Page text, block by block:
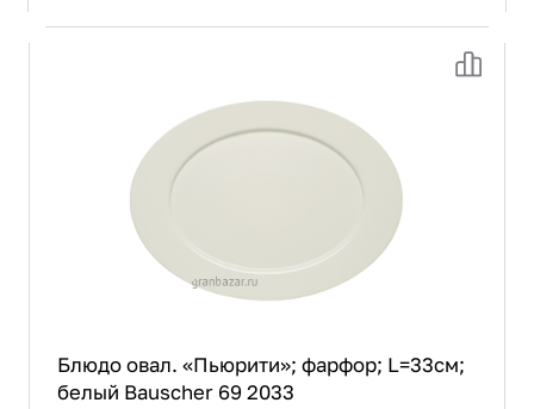
Блюдо овал. «Пьюрити»; фарфор; L=33см;
белый Bauscher 69 2033